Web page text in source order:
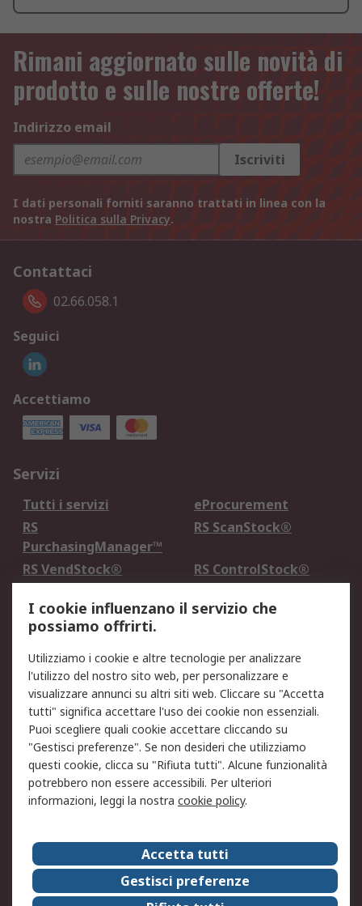
Rimani aggiornato sulle novità di
prodotto e sulle nostre offerte!
Indirizzo email
Iscriviti
I dati personali forniti saranno trattati in linea con la
nostra Politica sulla Privacy.
Contattaci
02.66.058.1
Seguici
Accettiamo
Servizi
Tutti i servizi
eProcurement
RS
PurchasingManager™
RS ScanStock®
RS VendStock®
RS ControlStock®
Legale
Informativa Cookie
Informativa Privacy -
Aggiornata
Email Security
Termini d'uso
Condizioni di vendita
Condizioni generali di
servizio
Etica e responsabilità
Chi Siamo
Chi Siamo
Contattaci
Supporto
ESG
Carriere
RS Group
I cookie influenzano il servizio che
possiamo offrirti.
Utilizziamo i cookie e altre tecnologie per analizzare
l'utilizzo del nostro sito web, per personalizzare e
visualizzare annunci su altri siti web. Cliccare su "Accetta
tutti" significa accettare l'uso dei cookie non essenziali.
Puoi scegliere quali cookie accettare cliccando su
"Gestisci preferenze". Se non desideri che utilizziamo
questi cookie, clicca su "Rifiuta tutti". Alcune funzionalità
potrebbero non essere accessibili. Per ulteriori
informazioni, leggi la nostra cookie policy.
Accetta tutti
Gestisci preferenze